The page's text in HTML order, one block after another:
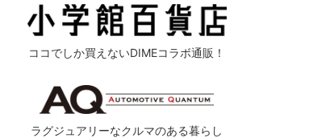
ココでしか買えないDIMEコラボ通販！
ラグジュアリーなクルマのある暮らし